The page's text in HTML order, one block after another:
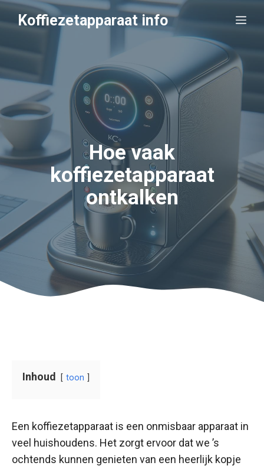
naarKoffiezetapparaat info
Hoe vaak
koffiezetapparaat
ontkalken
Inhoud toon
Een koffiezetapparaat is een onmisbaar apparaat in
veel huishoudens. Het zorgt ervoor dat we ’s
ochtends kunnen genieten van een heerlijk kopje